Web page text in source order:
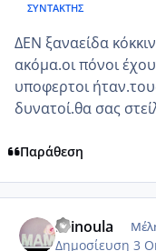
ΣΥΝΤΆΚΤΗΣ
ΔΕΝ ξαναείδα
ακόμα.οι πόνοι
υποφερτοι
δυνατοί.θα σας
Παράθεση
Krinoula
Δημοσίευση 3